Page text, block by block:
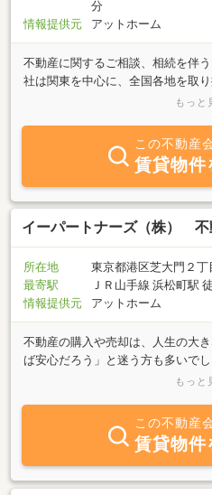
分
情報提供元
アットホーム
不動産に関するご相談、相続を伴
社は関東を中心に、全国各地を取
トワークが中心の少人数で運営し
もっと
この不動産
賃貸物件
イーパートナーズ（株） 不
所在地
東京都港区芝大門２
最寄駅
ＪＲ山手線 浜松町駅
情報提供元
アットホーム
不動産の購入や売却は、人生の大
ば安心だろう」と迷う方も多いで
社は、住まい用の不動産から投資
ご希望にも対応可能。全国の豊富
が、最適なご提案をいたします。
だけるよう、手続きや疑問点も丁
情報と確かなサポートで、納得の
も、資産用不動産も、安心して購
もっと
この不動産
賃貸物件